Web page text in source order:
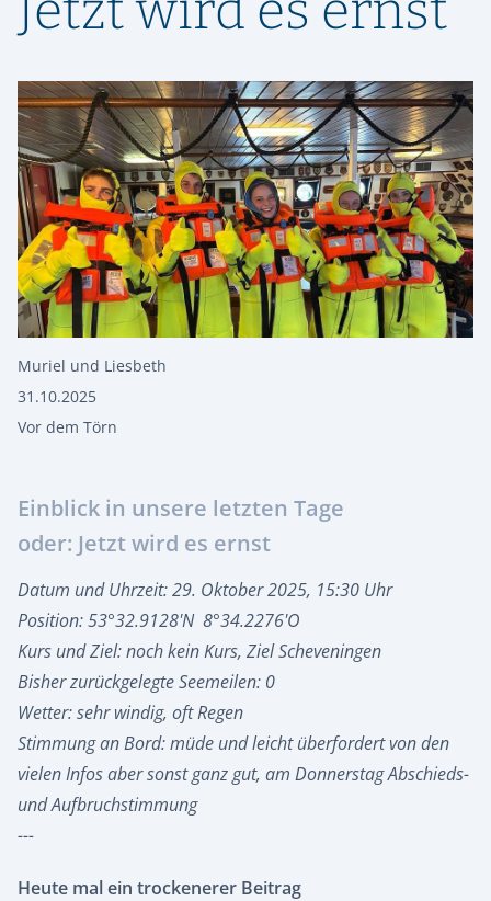
Muriel und Liesbeth
31.10.2025
Vor dem Törn
Einblick in unsere letzten Tage
oder: Jetzt wird es ernst
Datum und Uhrzeit: 29. Oktober 2025, 15:30 Uhr
Position: 53°32.9128'N 8°34.2276'O
Kurs und Ziel: noch kein Kurs, Ziel Scheveningen
Bisher zurückgelegte Seemeilen: 0
Wetter: sehr windig, oft Regen
Stimmung an Bord: müde und leicht überfordert von den
vielen Infos aber sonst ganz gut, am Donnerstag Abschieds-
und Aufbruchstimmung
---
Heute mal ein trockenerer Beitrag